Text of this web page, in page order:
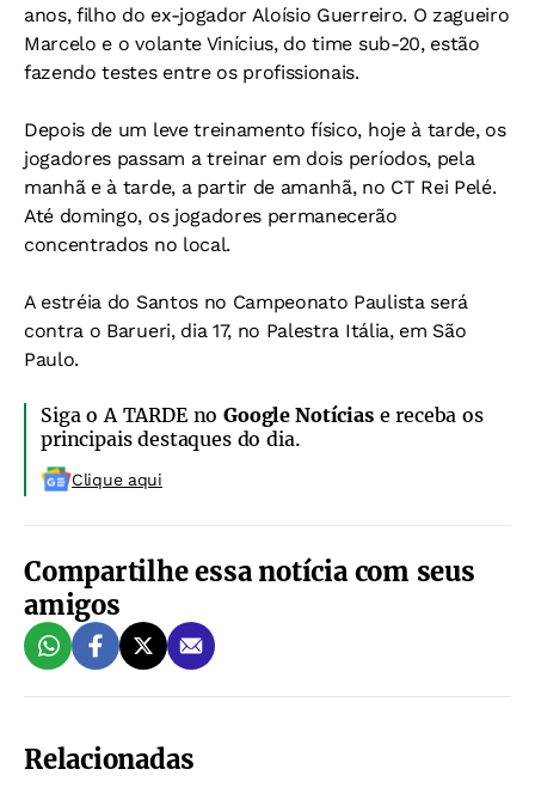
anos, filho do ex-jogador Aloísio Guerreiro. O zagueiro
Marcelo e o volante Vinícius, do time sub-20, estão
fazendo testes entre os profissionais.
Depois de um leve treinamento físico, hoje à tarde, os
jogadores passam a treinar em dois períodos, pela
manhã e à tarde, a partir de amanhã, no CT Rei Pelé.
Até domingo, os jogadores permanecerão
concentrados no local.
A estréia do Santos no Campeonato Paulista será
contra o Barueri, dia 17, no Palestra Itália, em São
Paulo.
Siga o A TARDE noGoogle Notíciase receba os
principais destaques do dia.
Clique aqui
Compartilhe essa notícia com seus
amigos
Relacionadas